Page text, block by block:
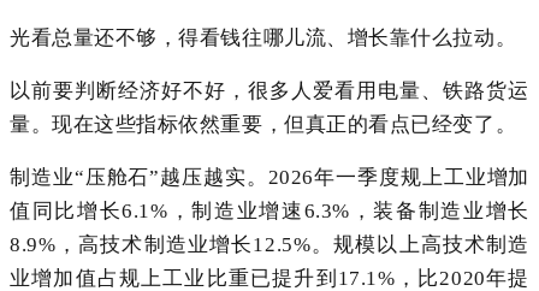
光看总量还不够，得看钱往哪儿流、增长靠什么拉动。
以前要判断经济好不好，很多人爱看用电量、铁路货运
量。现在这些指标依然重要，但真正的看点已经变了。
制造业“压舱石”越压越实。2026年一季度规上工业增加
值同比增长6.1%，制造业增速6.3%，装备制造业增长
8.9%，高技术制造业增长12.5%。规模以上高技术制造
业增加值占规上工业比重已提升到17.1%，比2020年提